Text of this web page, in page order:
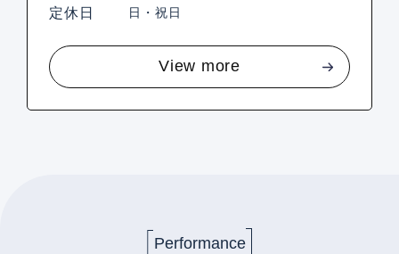
定休日 日・祝日
View more
Performance